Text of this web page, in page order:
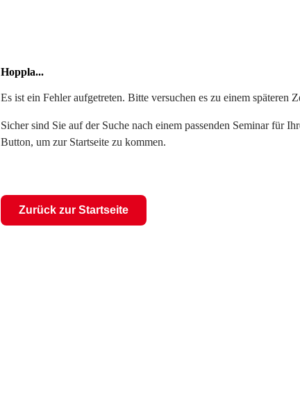
Hoppla...
Es ist ein Fehler aufgetreten. Bitte versuchen es zu einem späteren
Sicher sind Sie auf der Suche nach einem passenden Seminar für
Button, um zur Startseite zu kommen.
Zurück zur Startseite